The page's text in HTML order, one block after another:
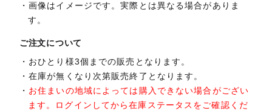
画像はイメージです。実際とは異なる場合がありま
す。
ご注文について
おひとり様3個までの販売となります。
在庫が無くなり次第販売終了となります。
お住まいの地域によっては購入できない場合がござい
ます。ログインしてから在庫ステータスをご確認くだ